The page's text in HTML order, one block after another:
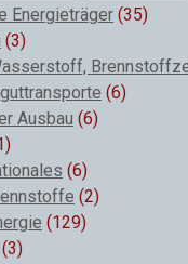
Energieträger (35)
(3)
(6)
Ausbau (6)
(6)
(2)
(129)
(3)